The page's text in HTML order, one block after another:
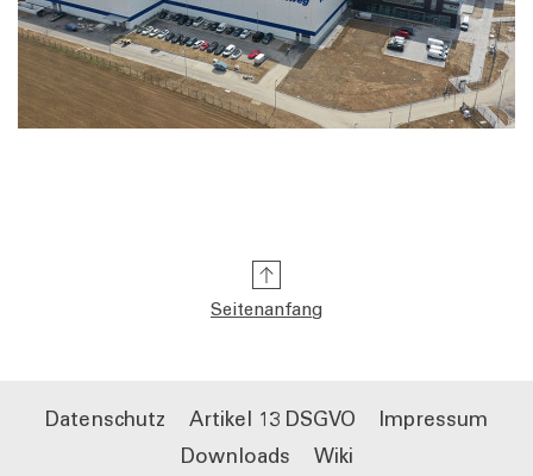
Seitenanfang
Datenschutz Artikel 13 DSGVO
Impressum
Downloads
Wiki